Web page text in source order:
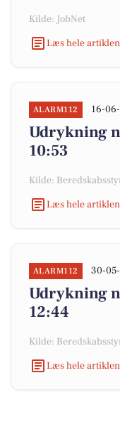
Kilde: JobNet
Læs hele
ALARM112 16-
Udrykning
10:53
Kilde:
Læs hele
ALARM112 30-
Udrykning
12:44
Kilde:
Læs hele